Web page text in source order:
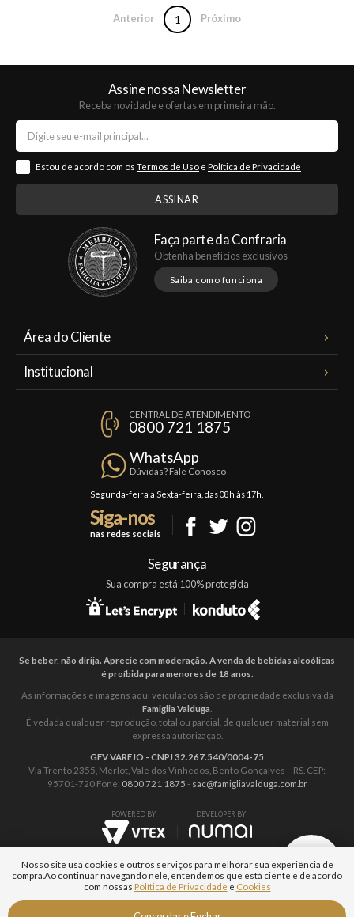
Anterior 1 Próximo
Assine nossa Newsletter
Receba novidade e ofertas em primeira mão.
Estou de acordo com os Termos de Uso e Política de Privacidade
Faça parte da Confraria
Obtenha benefícios exclusivos
Saiba como funciona
Área do Cliente
Institucional
Política de Privacidade
Trocas e Devoluções
Formas de Pagamento
CENTRAL DE ATENDIMENTO
0800 721 1875
WhatsApp
Dúvidas? Fale Conosco
Segunda-feira a Sexta-feira, das 08h às 17h.
Siga-nos
nas redes sociais
Segurança
Sua compra está 100% protegida
Se beber, não dirija. Aprecie com moderação. A venda de bebidas alcoólicas
é proíbida para menores de 18 anos.
As informações e imagens aqui veiculados são de propriedade exclusiva da
Famiglia Valduga
É vedada qualquer reprodução, total ou parcial, de qualquer material sem
expressa autorização.
GFV VAREJO - CNPJ 32.267.540/0004-75
Via Trento 2355, Merlot, Vale dos Vinhedos, Bento Gonçalves – RS. CEP:
95701-720 Fone: 0800 721 1875 - sac@famigliavalduga.com.br
POWERED BY DEVELOPER BY
Nosso site usa cookies e outros serviços para melhorar sua experiência de
compra. Ao continuar navegando nele, entendemos que está ciente e de acordo
com nossas Política de Privacidade e Cookies